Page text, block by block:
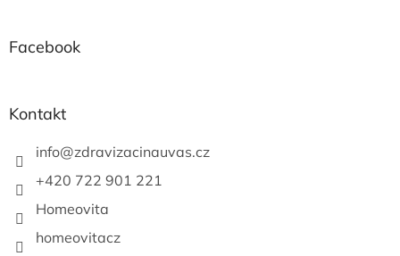
y
Facebook
Kontakt
info@zdravizacinauvas.cz
+420 722 901 221
Homeovita
homeovitacz